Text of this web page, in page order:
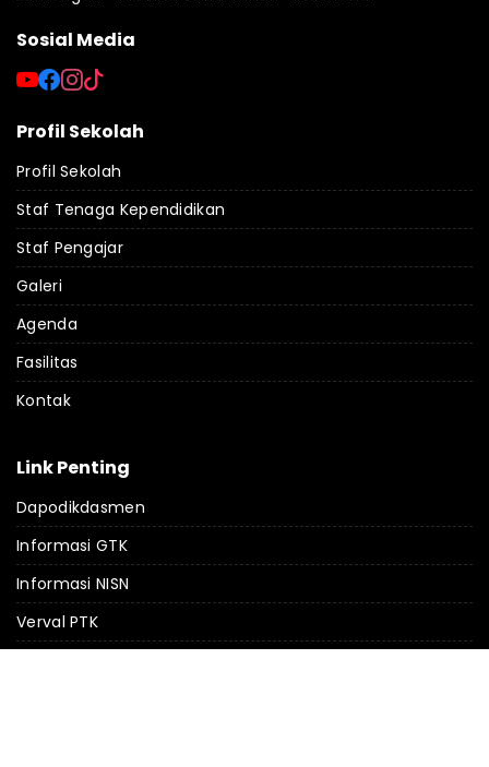
Sosial Media
Profil Sekolah
Profil Sekolah
Staf Tenaga Kependidikan
Staf Pengajar
Galeri
Agenda
Fasilitas
Kontak
Link Penting
Dapodikdasmen
Informasi GTK
Informasi NISN
Verval PTK